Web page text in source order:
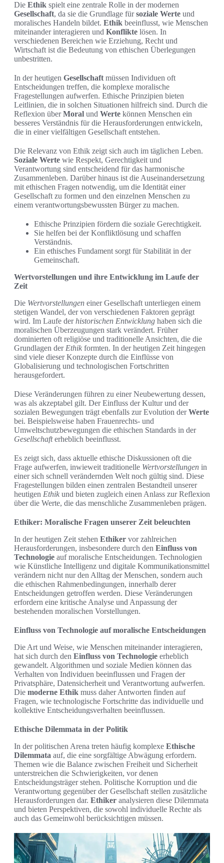
Die Ethik spielt eine zentrale Rolle in der modernen
Gesellschaft, da sie die Grundlage fürsoziale Werte und
moralisches Handeln bildet. Ethik beeinflusst, wie Menschen
miteinander interagieren und Konflikte lösen. In
verschiedenen Bereichen wie Erziehung, Recht und
Wirtschaft ist die Bedeutung von ethischen Überlegungen
unbestritten.
In der heutigen Gesellschaft müssen Individuen oft
Entscheidungen treffen, die komplexe moralische
Fragestellungen aufwerfen. Ethische Prinzipien bieten
Leitlinien, die in solchen Situationen hilfreich sind. Durch die
Reflexion überMoral und Werte können Menschen ein
besseres Verständnis für die Herausforderungen entwickeln,
die in einer vielfältigen Gesellschaft entstehen.
Die Relevanz von Ethik zeigt sich auch im täglichen Leben.
Soziale Werte wie Respekt, Gerechtigkeit und
Verantwortung sind entscheidend für das harmonische
Zusammenleben. Darüber hinaus ist die Auseinandersetzung
mit ethischen Fragen notwendig, um die Identität einer
Gesellschaft zu formen und den einzelnen Menschen zu
einem verantwortungsbewussten Bürger zu machen.
Ethische Prinzipien fördern die soziale Gerechtigkeit.
Sie helfen bei der Konfliktlösung und schaffen
Verständnis.
Ein ethisches Fundament sorgt für Stabilität in der
Gemeinschaft.
Wertvorstellungen und ihre Entwicklung im Laufe der
Zeit
Die Wertvorstellungen einer Gesellschaft unterliegen einem
stetigen Wandel, der von verschiedenen Faktoren geprägt
wird. Im Laufe derhistorischen Entwicklung haben sich die
moralischen Überzeugungen stark verändert. Früher
dominierten oft religiöse und traditionelle Ansichten, die die
Grundlagen der Ethik formten. In der heutigen Zeit hingegen
sind viele dieser Konzepte durch die Einflüsse von
Globalisierung und technologischen Fortschritten
herausgefordert.
Diese Veränderungen führen zu einer Neubewertung dessen,
was als akzeptabel gilt. Der Einfluss der Kultur und der
sozialen Bewegungen trägt ebenfalls zur Evolution derWerte
bei. Beispielsweise haben Frauenrechts- und
Umweltschutzbewegungen die ethischen Standards in der
Gesellschafterheblich beeinflusst.
Es zeigt sich, dass aktuelle ethische Diskussionen oft die
Frage aufwerfen, inwieweit traditionelle Wertvorstellungen in
einer sich schnell verändernden Welt noch gültig sind. Diese
Fragestellungen bilden einen zentralen Bestandteil unserer
heutigen Ethik und bieten zugleich einen Anlass zur Reflexion
über die Werte, die das menschliche Zusammenleben prägen.
Ethiker: Moralische Fragen unserer Zeit beleuchten
In der heutigen Zeit stehen Ethiker vor zahlreichen
Herausforderungen, insbesondere durch den Einfluss von
Technologie auf moralische Entscheidungen. Technologien
wie Künstliche Intelligenz und digitale Kommunikationsmittel
verändern nicht nur den Alltag der Menschen, sondern auch
die ethischen Rahmenbedingungen, innerhalb derer
Entscheidungen getroffen werden. Diese Veränderungen
erfordern eine kritische Analyse und Anpassung der
bestehenden moralischen Vorstellungen.
Einfluss von Technologie auf moralische Entscheidungen
Die Art und Weise, wie Menschen miteinander interagieren,
hat sich durch den Einfluss von Technologie erheblich
gewandelt. Algorithmen und soziale Medien können das
Verhalten von Individuen beeinflussen und Fragen der
Privatsphäre, Datensicherheit und Verantwortung aufwerfen.
Die moderne Ethik muss daher Antworten finden auf
Fragen, wie technologische Fortschritte das individuelle und
kollektive Entscheidungsverhalten beeinflussen.
Ethische Dilemmata in der Politik
In der politischen Arena treten häufig komplexe Ethische
Dilemmata auf, die eine sorgfältige Abwägung erfordern.
Themen wie die Balance zwischen Freiheit und Sicherheit
unterstreichen die Schwierigkeiten, vor denen
Entscheidungsträger stehen. Politische Korruption und die
Verantwortung gegenüber der Gesellschaft stellen zusätzliche
Herausforderungen dar. Ethiker analysieren diese Dilemmata
und bieten Perspektiven, die sowohl individuelle Rechte als
auch das Gemeinwohl berücksichtigen müssen.